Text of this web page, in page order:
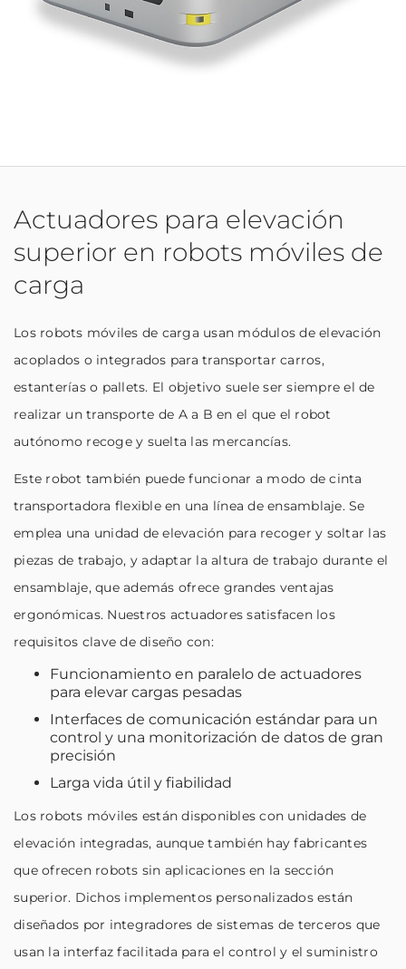
Actuadores para elevación
superior en robots móviles de
carga
Los robots móviles de carga usan módulos de elevación
acoplados o integrados para transportar carros,
estanterías o pallets. El objetivo suele ser siempre el de
realizar un transporte de A a B en el que el robot
autónomo recoge y suelta las mercancías.
Este robot también puede funcionar a modo de cinta
transportadora flexible en una línea de ensamblaje. Se
emplea una unidad de elevación para recoger y soltar las
piezas de trabajo, y adaptar la altura de trabajo durante el
ensamblaje, que además ofrece grandes ventajas
ergonómicas. Nuestros actuadores satisfacen los
requisitos clave de diseño con:
Funcionamiento en paralelo de actuadores
para elevar cargas pesadas
Interfaces de comunicación estándar para un
control y una monitorización de datos de gran
precisión
Larga vida útil y fiabilidad
Los robots móviles están disponibles con unidades de
elevación integradas, aunque también hay fabricantes
que ofrecen robots sin aplicaciones en la sección
superior. Dichos implementos personalizados están
diseñados por integradores de sistemas de terceros que
usan la interfaz facilitada para el control y el suministro